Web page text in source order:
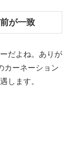
が一致
だよね。ありが
カーネーション
します。